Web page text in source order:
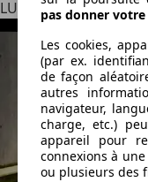
LU 8399Windhof
pas donner
Les cookies,
(par ex.
de façon
autres
navigateur,
charge, etc.)
appareil pour
connexions à
ou plusieurs des